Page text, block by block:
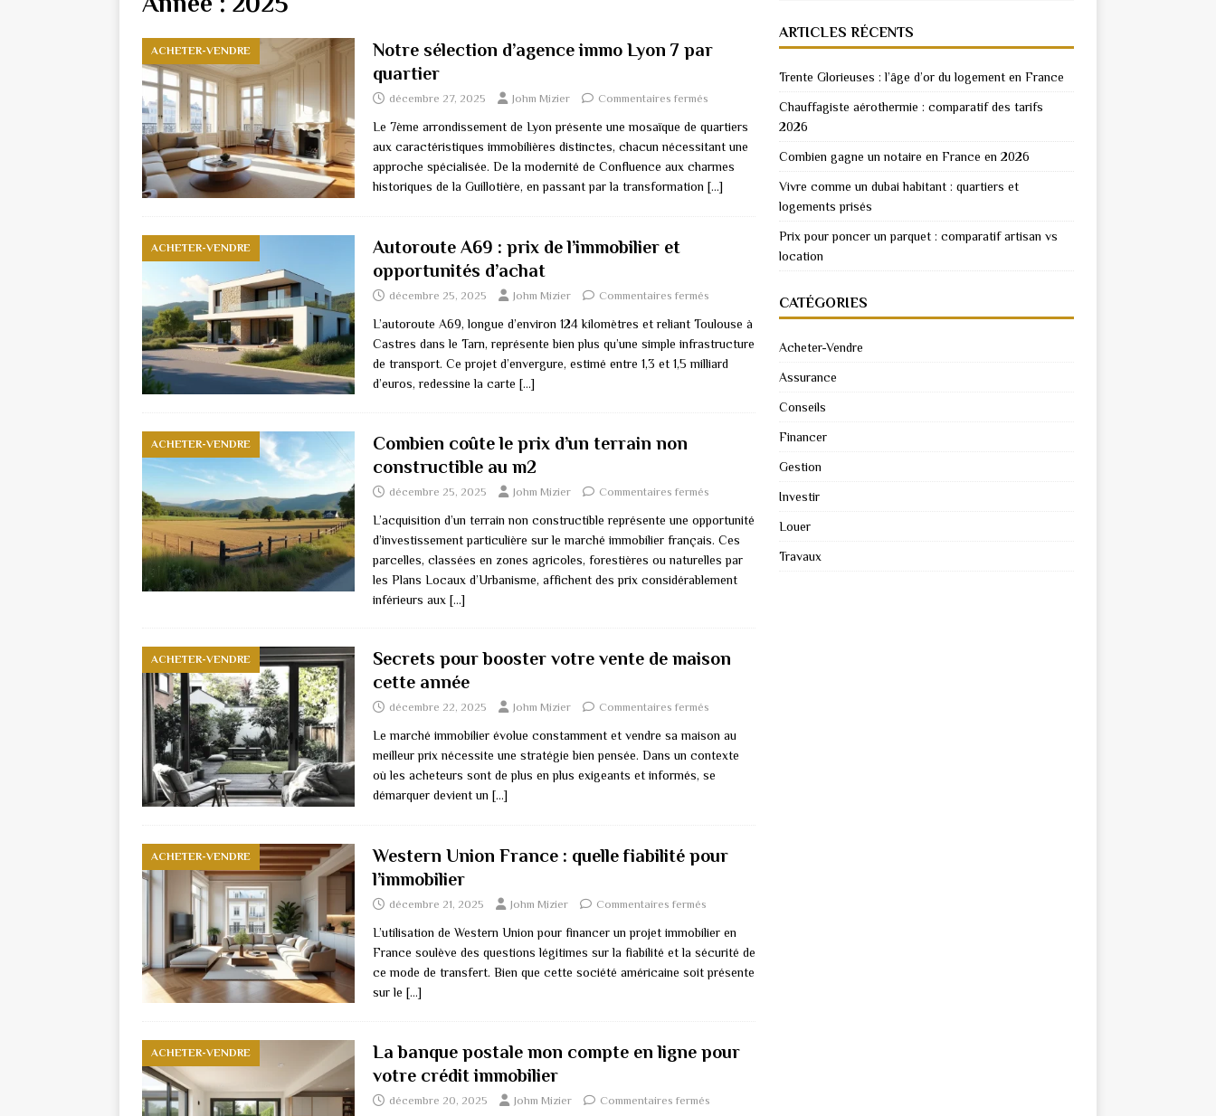
ACHETER-VENDRE
Notre sélection d’agence immo Lyon 7 par
quartier
décembre 27, 2025 Johm Mizier Commentaires fermés
Le 7ème arrondissement de Lyon présente une mosaïque de quartiers
aux caractéristiques immobilières distinctes, chacun nécessitant une
approche spécialisée. De la modernité de Confluence aux charmes
historiques de la Guillotière, en passant par la transformation […]
ACHETER-VENDRE
Autoroute A69 : prix de l’immobilier et
opportunités d’achat
décembre 25, 2025 Johm Mizier Commentaires fermés
L’autoroute A69, longue d’environ 124 kilomètres et reliant Toulouse à
Castres dans le Tarn, représente bien plus qu’une simple infrastructure
de transport. Ce projet d’envergure, estimé entre 1,3 et 1,5 milliard
d’euros, redessine la carte […]
ACHETER-VENDRE
Combien coûte le prix d’un terrain non
constructible au m2
décembre 25, 2025 Johm Mizier Commentaires fermés
L’acquisition d’un terrain non constructible représente une opportunité
d’investissement particulière sur le marché immobilier français. Ces
parcelles, classées en zones agricoles, forestières ou naturelles par
les Plans Locaux d’Urbanisme, affichent des prix considérablement
inférieurs aux […]
ACHETER-VENDRE
Secrets pour booster votre vente de maison
cette année
décembre 22, 2025 Johm Mizier Commentaires fermés
Le marché immobilier évolue constamment et vendre sa maison au
meilleur prix nécessite une stratégie bien pensée. Dans un contexte
où les acheteurs sont de plus en plus exigeants et informés, se
démarquer devient un […]
ACHETER-VENDRE
Western Union France : quelle fiabilité pour
l’immobilier
décembre 21, 2025 Johm Mizier Commentaires fermés
L’utilisation de Western Union pour financer un projet immobilier en
France soulève des questions légitimes sur la fiabilité et la sécurité de
ce mode de transfert. Bien que cette société américaine soit présente
sur le […]
ACHETER-VENDRE
La banque postale mon compte en ligne pour
votre crédit immobilier
décembre 20, 2025 Johm Mizier Commentaires fermés
ARTICLES RÉCENTS
Trente Glorieuses : l’âge d’or du logement en France
Chauffagiste aérothermie : comparatif des tarifs
2026
Combien gagne un notaire en France en 2026
Vivre comme un dubai habitant : quartiers et
logements prisés
Prix pour poncer un parquet : comparatif artisan vs
location
CATÉGORIES
Acheter-Vendre
Assurance
Conseils
Financer
Gestion
Investir
Louer
Travaux